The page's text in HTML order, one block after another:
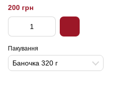
200 грн
Пакування
Баночка 320 г